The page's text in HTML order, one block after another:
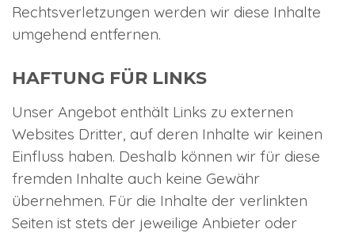
Rechtsverletzungen werden wir diese Inhalte
umgehend entfernen.
HAFTUNG FÜR LINKS
Unser Angebot enthält Links zu externen
Websites Dritter, auf deren Inhalte wir keinen
Einfluss haben. Deshalb können wir für diese
fremden Inhalte auch keine Gewähr
übernehmen. Für die Inhalte der verlinkten
Seiten ist stets der jeweilige Anbieter oder